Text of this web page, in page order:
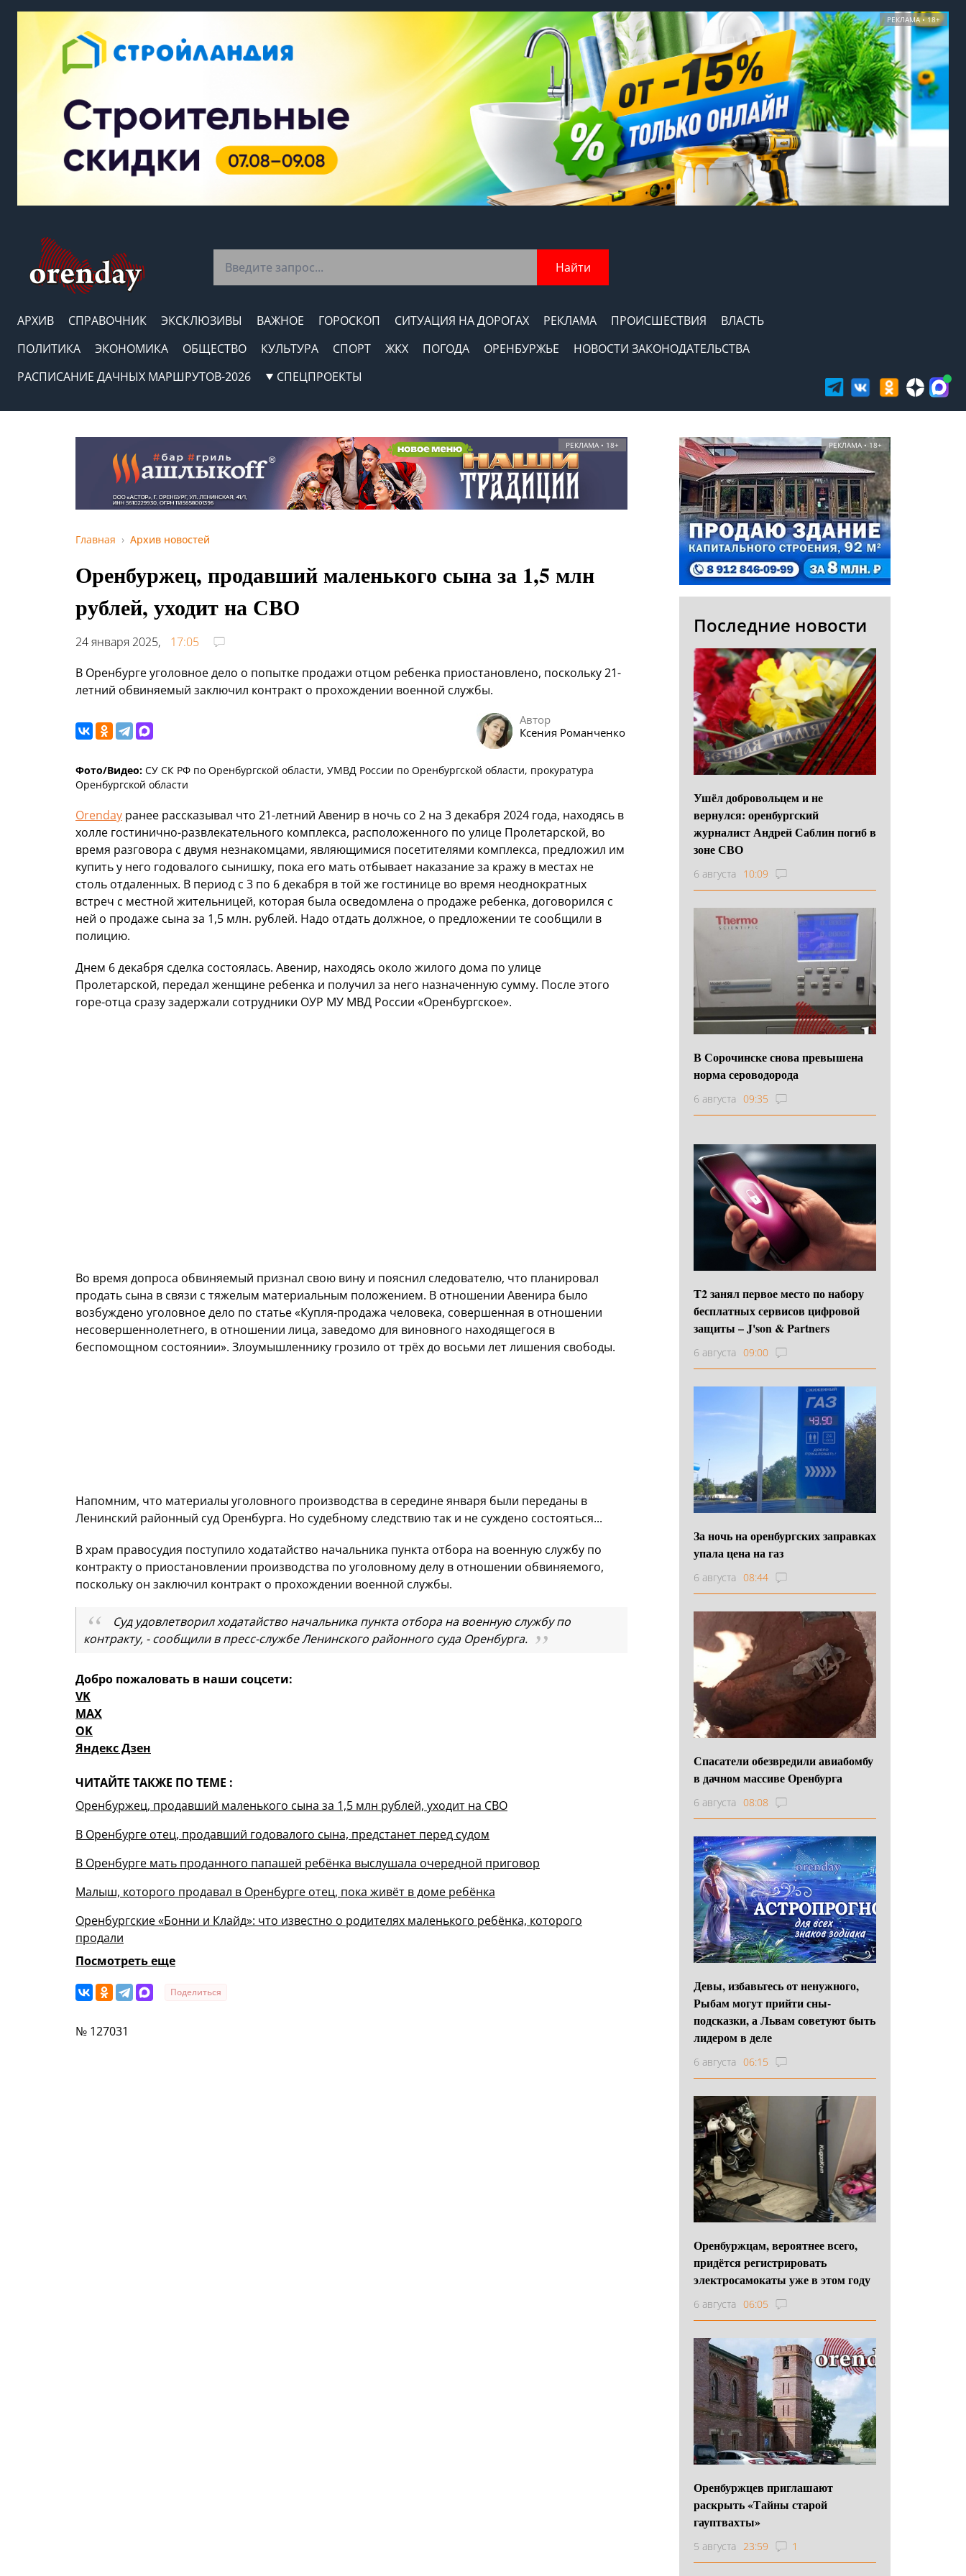
РЕКЛАМА • 18+
Найти
АРХИВ СПРАВОЧНИК ЭКСКЛЮЗИВЫ ВАЖНОЕ ГОРОСКОП СИТУАЦИЯ НА ДОРОГАХ РЕКЛАМА ПРОИСШЕСТВИЯ
ВЛАСТЬ
ПОЛИТИКА
ЭКОНОМИКА ОБЩЕСТВО КУЛЬТУРА СПОРТ ЖКХ ПОГОДА ОРЕНБУРЖЬЕ
НОВОСТИ ЗАКОНОДАТЕЛЬСТВА
РАСПИСАНИЕ ДАЧНЫХ МАРШРУТОВ-2026
СПЕЦПРОЕКТЫ
РЕКЛАМА • 18+
Главная Архив новостей
Оренбуржец, продавший маленького сына за 1,5 млн
рублей, уходит на СВО
24 января 2025,
17:05
В Оренбурге уголовное дело о попытке продажи отцом ребенка приостановлено, поскольку 21-
летний обвиняемый заключил контракт о прохождении военной службы.
Автор
Ксения Романченко
Фото/Видео: СУ СК РФ по Оренбургской области, УМВД России по Оренбургской области, прокуратура
Оренбургской области
Orenday ранее рассказывал что 21-летний Авенир в ночь со 2 на 3 декабря 2024 года, находясь в
холле гостинично-развлекательного комплекса, расположенного по улице Пролетарской, во
время разговора с двумя незнакомцами, являющимися посетителями комплекса, предложил им
купить у него годовалого сынишку, пока его мать отбывает наказание за кражу в местах не
столь отдаленных. В период с 3 по 6 декабря в той же гостинице во время неоднократных
встреч с местной жительницей, которая была осведомлена о продаже ребенка, договорился с
ней о продаже сына за 1,5 млн. рублей. Надо отдать должное, о предложении те сообщили в
полицию.
Днем 6 декабря сделка состоялась. Авенир, находясь около жилого дома по улице
Пролетарской, передал женщине ребенка и получил за него назначенную сумму. После этого
горе-отца сразу задержали сотрудники ОУР МУ МВД России «Оренбургское».
Во время допроса обвиняемый признал свою вину и пояснил следователю, что планировал
продать сына в связи с тяжелым материальным положением. В отношении Авенира было
возбуждено уголовное дело по статье «Купля-продажа человека, совершенная в отношении
несовершеннолетнего, в отношении лица, заведомо для виновного находящегося в
беспомощном состоянии». Злоумышленнику грозило от трёх до восьми лет лишения свободы.
Напомним, что материалы уголовного производства в середине января были переданы в
Ленинский районный суд Оренбурга. Но судебному следствию так и не суждено состояться...
В храм правосудия поступило ходатайство начальника пункта отбора на военную службу по
контракту о приостановлении производства по уголовному делу в отношении обвиняемого,
поскольку он заключил контракт о прохождении военной службы.
Суд удовлетворил ходатайство начальника пункта отбора на военную службу по
контракту, - сообщили в пресс-службе Ленинского районного суда Оренбурга.
Добро пожаловать в наши соцсети:
VK
MAX
OK
Яндекс Дзен
ЧИТАЙТЕ ТАКЖЕ ПО ТЕМЕ :
Оренбуржец, продавший маленького сына за 1,5 млн рублей, уходит на СВО
В Оренбурге отец, продавший годовалого сына, предстанет перед судом
В Оренбурге мать проданного папашей ребёнка выслушала очередной приговор
Малыш, которого продавал в Оренбурге отец, пока живёт в доме ребёнка
Оренбургские «Бонни и Клайд»: что известно о родителях маленького ребёнка, которого
продали
Посмотреть еще
Поделиться
№ 127031
РЕКЛАМА • 18+
Последние новости
Ушёл добровольцем и не
вернулся: оренбургский
журналист Андрей Саблин погиб в
зоне СВО
6 августа 10:09
В Сорочинске снова превышена
норма сероводорода
6 августа 09:35
Т2 занял первое место по набору
бесплатных сервисов цифровой
защиты – J'son & Partners
6 августа 09:00
За ночь на оренбургских заправках
упала цена на газ
6 августа 08:44
Спасатели обезвредили авиабомбу
в дачном массиве Оренбурга
6 августа 08:08
Девы, избавьтесь от ненужного,
Рыбам могут прийти сны-
подсказки, а Львам советуют быть
лидером в деле
6 августа 06:15
Оренбуржцам, вероятнее всего,
придётся регистрировать
электросамокаты уже в этом году
6 августа 06:05
Оренбуржцев приглашают
раскрыть «Тайны старой
гауптвахты»
5 августа 23:59 1